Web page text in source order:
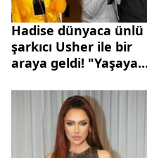
Hadise dünyaca ünlü
şarkıcı Usher ile bir
araya geldi! "Yaşayan